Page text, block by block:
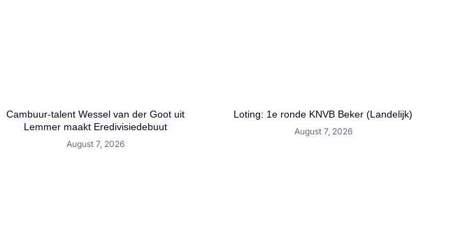
Cambuur-talent Wessel van der Goot uit
Lemmer maakt Eredivisiedebuut
August 7, 2026
Loting: 1e ronde KNVB Beker (Landelijk)
August 7, 2026